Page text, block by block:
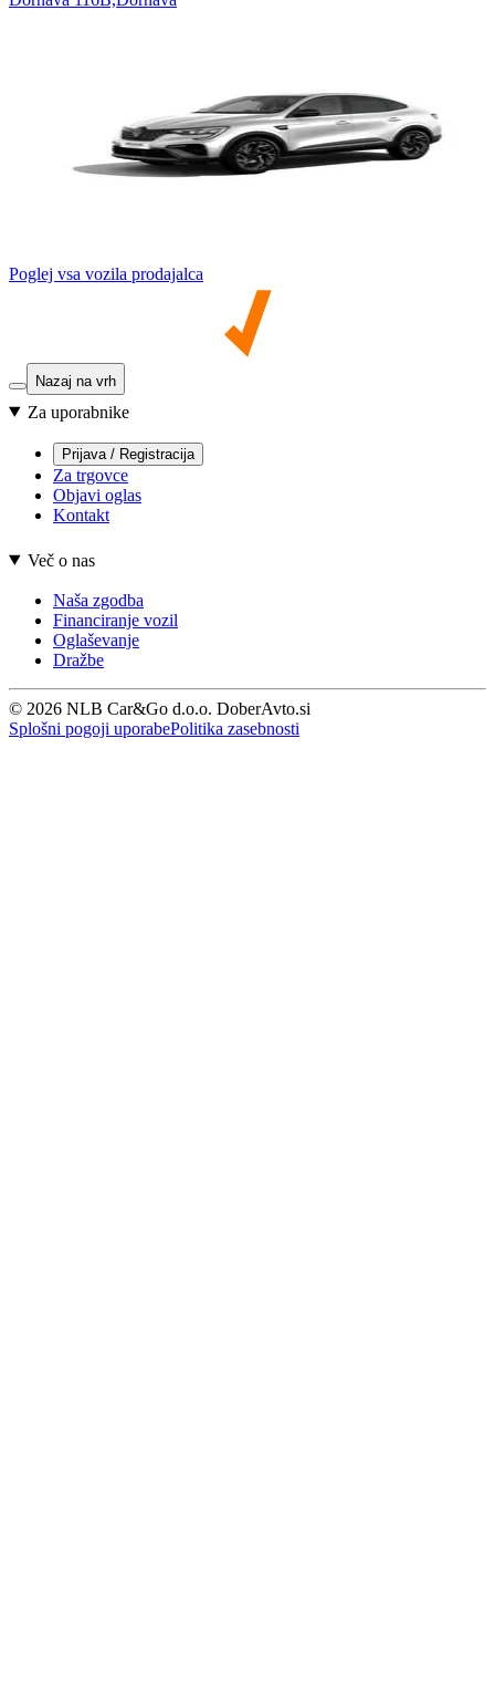
Poglej vsa vozila prodajalca
Nazaj na vrh
Za uporabnike
Prijava / Registracija
Za trgovce
Objavi oglas
Kontakt
Več o nas
Naša zgodba
Financiranje vozil
Oglaševanje
Dražbe
© 2026 NLB Car&Go d.o.o. DoberAvto.si
Splošni pogoji uporabePolitika zasebnosti